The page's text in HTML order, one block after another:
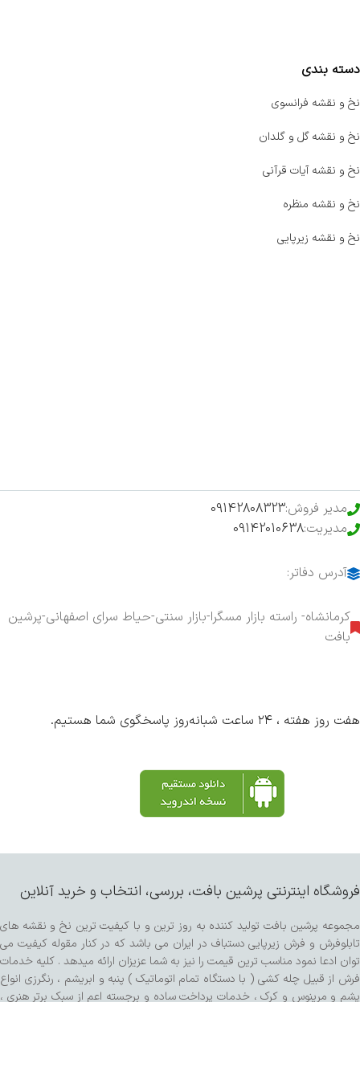
دسته بندی
نخ و نقشه فرانسوی
نخ و نقشه گل و گلدان
نخ و نقشه آیات قرآنی
نخ و نقشه منظره
نخ و نقشه زیرپایی
مدیر فروش:09142808323
مدیریت:09142010638
آدرس دفاتر:
کرمانشاه- راسته بازار مسگرا-بازار سنتی-حیاط سرای اصفهانی-پرشین
بافت
هفت روز هفته ، ۲۴ ساعت شبانه‌روز پاسخگوی شما هستیم.
فروشگاه اینترنتی پرشین بافت، بررسی، انتخاب و خرید آنلاین
مجموعه پرشین بافت تولید کننده به روز ترین و با کیفیت ترین نخ و نقشه های
تابلوفرش و فرش زیرپایی دستباف در ایران می باشد که در کنار مقوله کیفیت می
توان ادعا نمود مناسب ترین قیمت را نیز به شما عزیزان ارائه میدهد . کلیه خدمات
فرش از قبیل چله کشی ( با دستگاه تمام اتوماتیک ) پنبه و ابریشم ، رنگرزی انواع
پشم و مرینوس و کرک ، خدمات پرداخت ساده و برجسته اعم از سبک برتر هنری ،